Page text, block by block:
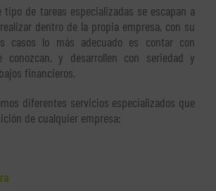
tipo de tareas especializadas se escapan a
dentro de la propia empresa, con su
casos lo más adecuado es contar con
conozcan, y desarrollen con seriedad y
financieros.
diferentes servicios especializados que
de cualquier empresa: